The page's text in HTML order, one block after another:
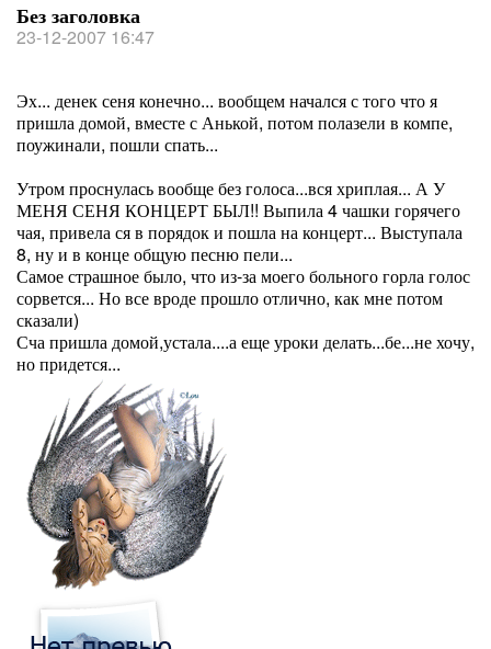
Без заголовка
23-12-2007 16:47
Эх... денек сеня конечно... вообщем начался с того что я
пришла домой, вместе с Анькой, потом полазели в компе,
поужинали, пошли спать...
Утром проснулась вообще без голоса...вся хриплая... А У
МЕНЯ СЕНЯ КОНЦЕРТ БЫЛ!! Выпила 4 чашки горячего
чая, привела ся в порядок и пошла на концерт... Выступала
8, ну и в конце общую песню пели...
Самое страшное было, что из-за моего больного горла голос
сорвется... Но все вроде прошло отлично, как мне потом
сказали)
Сча пришла домой,устала....а еще уроки делать...бе...не хочу,
но придется...